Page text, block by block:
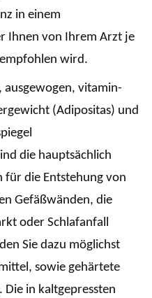
in einem
Ihnen von Ihrem Arzt je
wird.
ausgewogen, vitamin-
(Adipositas) und
die hauptsächlich
für die Entstehung von
Gefäßwänden, die
oder Schlafanfall
Sie dazu möglichst
sowie gehärtete
in kaltgepressten